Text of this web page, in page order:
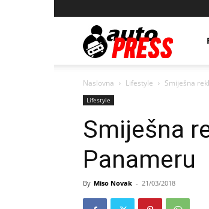
Naslovna Lifestyle Smiješna
Lifestyle
Smiješna
Panameru
By Miso Novak - 21/03/2018